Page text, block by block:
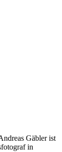
Gäbler ist
in